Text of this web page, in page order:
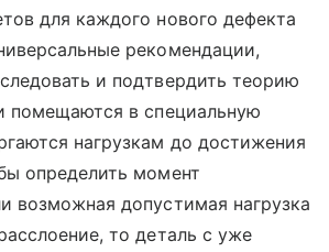
для каждого нового дефекта
рекомендации,
и подтвердить теорию
помещаются в специальную
нагрузкам до достижения
определить момент
возможная допустимая нагрузка
то деталь с уже